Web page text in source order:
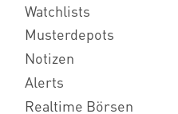
Watchlists
Musterdepots
Notizen
Alerts
Realtime Börsen